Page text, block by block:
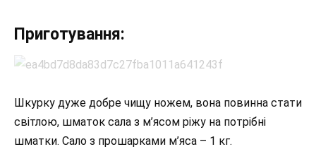
Приготування:
Шкурку дуже добре чищу ножем, вона повинна стати
світлою, шматок сала з м’ясом ріжу на потрібні
шматки. Сало з прошарками м’яса – 1 кг.